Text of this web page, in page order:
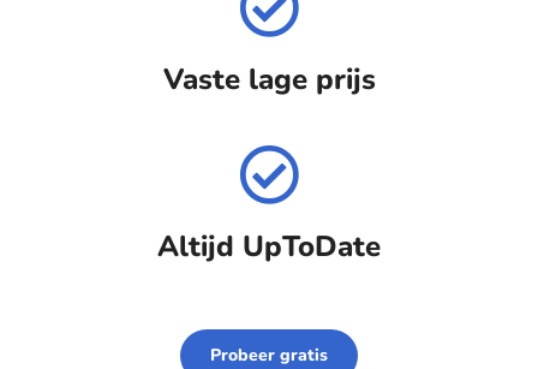
Vaste lage prijs
Altijd UpToDate
Probeer gratis